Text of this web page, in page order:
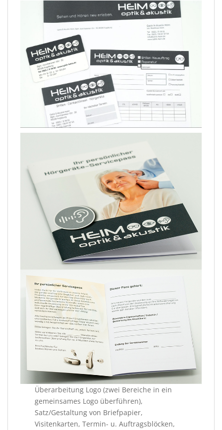
Überarbeitung Logo (zwei Bereiche in ein
gemeinsames Logo überführen),
Satz/Gestaltung von Briefpapier,
Visitenkarten, Termin- u. Auftragsblöcken,